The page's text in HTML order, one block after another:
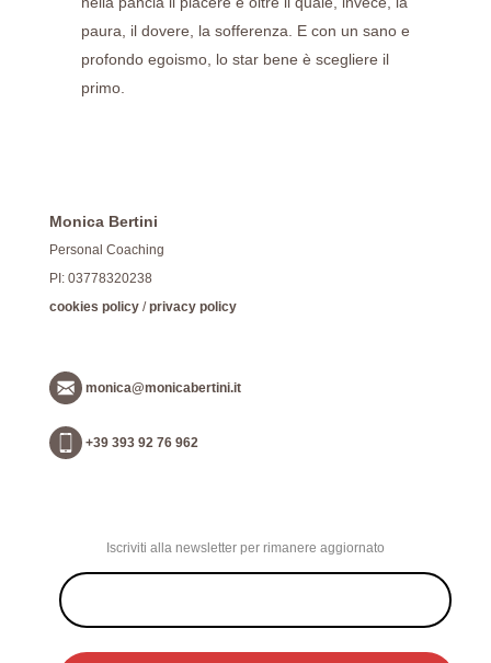
paura, il dovere, la sofferenza. E con un sano e
profondo egoismo, lo star bene è scegliere il
primo.
Monica Bertini
Personal Coaching
PI: 03778320238
cookies policy /privacy policy
monica@monicabertini.it
+39 393 92 76 962
Iscriviti alla newsletter per rimanere aggiornato